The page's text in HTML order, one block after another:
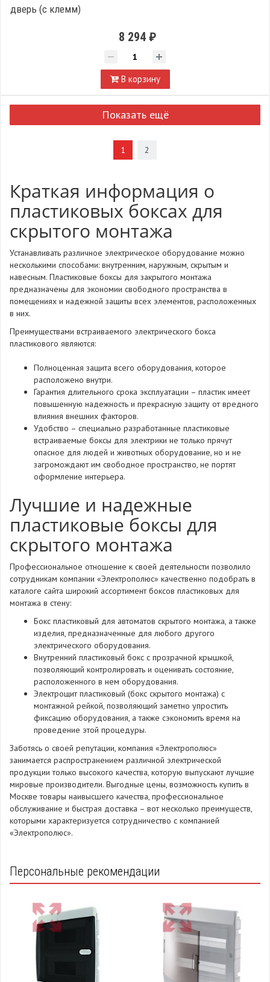
дверь (c клемм)
8 294 ₽
В корзину
Показать ещё
1 2
Краткая информация о
пластиковых боксах для
скрытого монтажа
Устанавливать различное электрическое оборудование можно
несколькими способами: внутренним, наружным, скрытым и
навесным. Пластиковые боксы для закрытого монтажа
предназначены для экономии свободного пространства в
помещениях и надежной защиты всех элементов, расположенных
в них.
Преимуществами встраиваемого электрического бокса
пластикового являются:
Полноценная защита всего оборудования, которое
расположено внутри.
Гарантия длительного срока эксплуатации – пластик имеет
повышенную надежность и прекрасную защиту от вредного
влияния внешних факторов.
Удобство – специально разработанные пластиковые
встраиваемые боксы для электрики не только прячут
опасное для людей и животных оборудование, но и не
загромождают им свободное пространство, не портят
оформление интерьера.
Лучшие и надежные
пластиковые боксы для
скрытого монтажа
Профессиональное отношение к своей деятельности позволило
сотрудникам компании «Электрополюс» качественно подобрать в
каталоге сайта широкий ассортимент боксов пластиковых для
монтажа в стену:
Бокс пластиковый для автоматов скрытого монтажа, а также
изделия, предназначенные для любого другого
электрического оборудования.
Внутренний пластиковый бокс с прозрачной крышкой,
позволяющий контролировать и оценивать состояние,
расположенного в нем оборудования.
Электрощит пластиковый (бокс скрытого монтажа) с
монтажной рейкой, позволяющий заметно упростить
фиксацию оборудования, а также сэкономить время на
проведение этой процедуры.
Заботясь о своей репутации, компания «Электрополюс»
занимается распространением различной электрической
продукции только высокого качества, которую выпускают лучшие
мировые производители. Выгодные цены, возможность купить в
Москве товары наивысшего качества, профессиональное
обслуживание и быстрая доставка – вот несколько преимуществ,
которыми характеризуется сотрудничество с компанией
«Электрополюс».
Персональные рекомендации